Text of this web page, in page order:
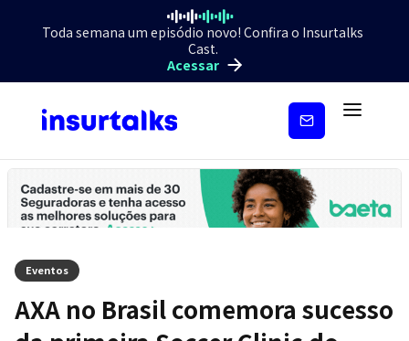
Toda semana um episódio novo! Confira o Insurtalks
Cast.
Acessar
Inscreva-
Eventos
AXA no Brasil comemora sucesso